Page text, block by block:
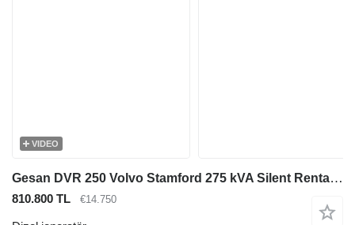
VIDEO
Gesan DVR 250 Volvo Stamford 275 kVA Silent Rental generatorset
810.800 TL €14.750